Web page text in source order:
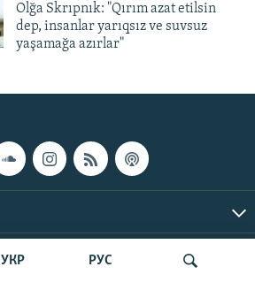
УКР РУС
Olğa Skrıpnık: "Qırım azat etilsin
dep, insanlar yarıqsız ve suvsuz
yaşamağa azırlar"
© Qırım.Aqiqat, 2026 | All Rights Reserved.